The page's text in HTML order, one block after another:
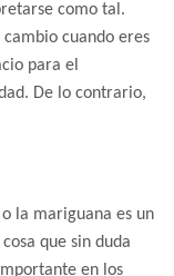
como tal.
cuando eres
para el
De lo contrario,
la mariguana es un
que sin duda
en los